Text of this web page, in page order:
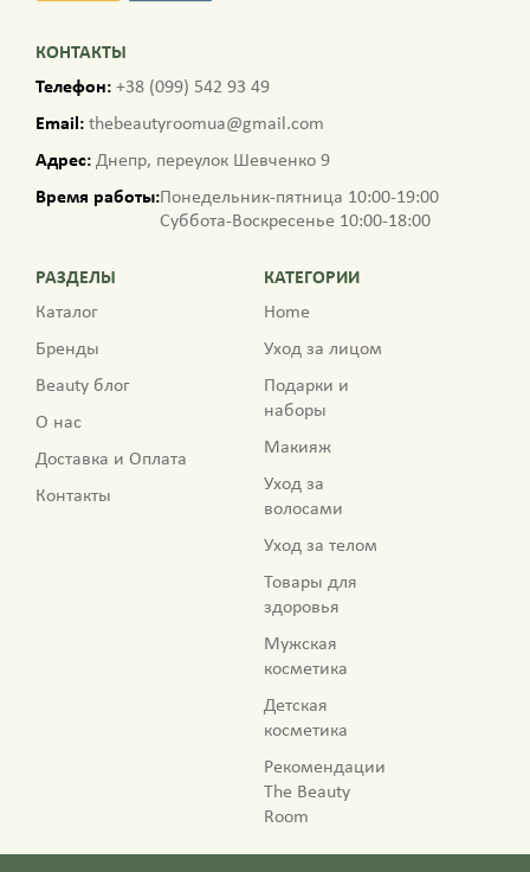
КОНТАКТЫ
Телефон: +38 (099) 542 93 49
Email: thebeautyroomua@gmail.com
Адрес: Днепр, переулок Шевченко 9
Время работы:Понедельник-пятница 10:00-19:00
Суббота-Воскресенье 10:00-18:00
РАЗДЕЛЫ
Каталог
Бренды
Beauty блог
О нас
Доставка и Оплата
Контакты
КАТЕГОРИИ
Home
Уход за лицом
Подарки и
наборы
Макияж
Уход за
волосами
Уход за телом
Товары для
здоровья
Мужская
косметика
Детская
косметика
Рекомендации
The Beauty
Room